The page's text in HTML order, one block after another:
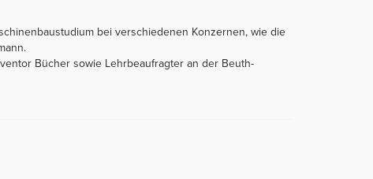
bei verschiedenen Konzernen, wie die
Bücher sowie Lehrbeaufragter an der Beuth-